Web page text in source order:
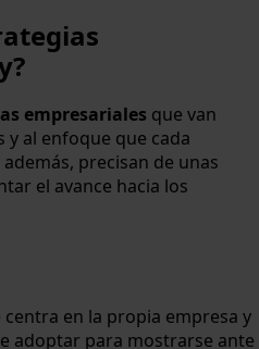
empresariales que van
y al enfoque que cada
precisan de unas
el avance hacia los
en la propia empresa y
adoptar para mostrarse ante